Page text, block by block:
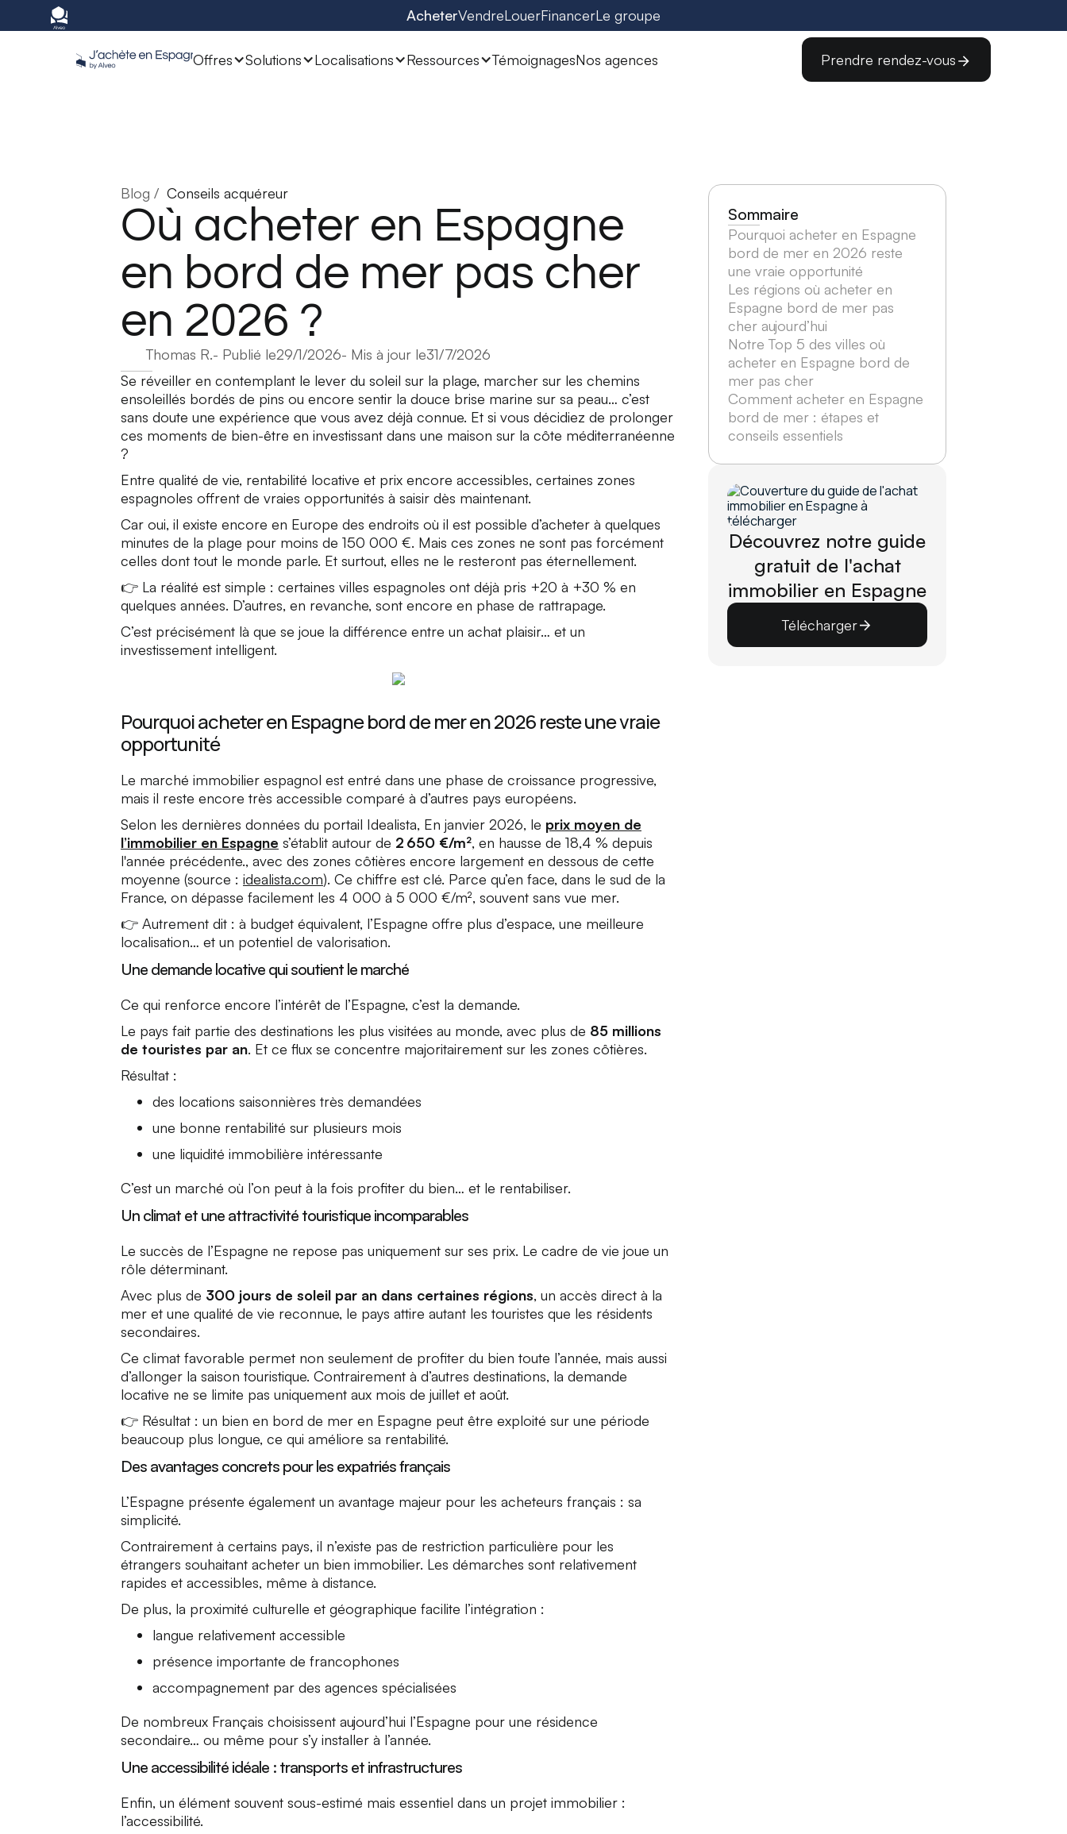
AcheterVendreLouerFinancerLe groupe
Offres Solutions Localisations Ressources TémoignagesNos agences Prendre rendez-vous
Blog / Conseils acquéreur
Où acheter en Espagne
en bord de mer pas cher
en 2026 ?
Thomas R.- Publié le29/1/2026- Mis à jour le31/7/2026
Se réveiller en contemplant le lever du soleil sur la plage, marcher sur les chemins
ensoleillés bordés de pins ou encore sentir la douce brise marine sur sa peau… c’est
sans doute une expérience que vous avez déjà connue. Et si vous décidiez de prolonger
ces moments de bien-être en investissant dans une maison sur la côte méditerranéenne
?
Entre qualité de vie, rentabilité locative et prix encore accessibles, certaines zones
espagnoles offrent de vraies opportunités à saisir dès maintenant.
Car oui, il existe encore en Europe des endroits où il est possible d’acheter à quelques
minutes de la plage pour moins de 150 000 €. Mais ces zones ne sont pas forcément
celles dont tout le monde parle. Et surtout, elles ne le resteront pas éternellement.
👉 La réalité est simple : certaines villes espagnoles ont déjà pris +20 à +30 % en
quelques années. D’autres, en revanche, sont encore en phase de rattrapage.
C’est précisément là que se joue la différence entre un achat plaisir… et un
investissement intelligent.
Pourquoi acheter en Espagne bord de mer en 2026 reste une vraie
opportunité
Le marché immobilier espagnol est entré dans une phase de croissance progressive,
mais il reste encore très accessible comparé à d’autres pays européens.
Selon les dernières données du portail Idealista, En janvier 2026, le prix moyen de
l’immobilier en Espagne s’établit autour de 2 650 €/m², en hausse de 18,4 % depuis
l'année précédente., avec des zones côtières encore largement en dessous de cette
moyenne (source : idealista.com). Ce chiffre est clé. Parce qu’en face, dans le sud de la
France, on dépasse facilement les 4 000 à 5 000 €/m², souvent sans vue mer.
👉 Autrement dit : à budget équivalent, l’Espagne offre plus d’espace, une meilleure
localisation… et un potentiel de valorisation.
Une demande locative qui soutient le marché
Ce qui renforce encore l’intérêt de l’Espagne, c’est la demande.
Le pays fait partie des destinations les plus visitées au monde, avec plus de 85 millions
de touristes par an. Et ce flux se concentre majoritairement sur les zones côtières.
Résultat :
des locations saisonnières très demandées
une bonne rentabilité sur plusieurs mois
une liquidité immobilière intéressante
C’est un marché où l’on peut à la fois profiter du bien… et le rentabiliser.
Un climat et une attractivité touristique incomparables
Le succès de l’Espagne ne repose pas uniquement sur ses prix. Le cadre de vie joue un
rôle déterminant.
Avec plus de 300 jours de soleil par an dans certaines régions, un accès direct à la
mer et une qualité de vie reconnue, le pays attire autant les touristes que les résidents
secondaires.
Ce climat favorable permet non seulement de profiter du bien toute l’année, mais aussi
d’allonger la saison touristique. Contrairement à d’autres destinations, la demande
locative ne se limite pas uniquement aux mois de juillet et août.
👉 Résultat : un bien en bord de mer en Espagne peut être exploité sur une période
beaucoup plus longue, ce qui améliore sa rentabilité.
Des avantages concrets pour les expatriés français
L’Espagne présente également un avantage majeur pour les acheteurs français : sa
simplicité.
Contrairement à certains pays, il n’existe pas de restriction particulière pour les
étrangers souhaitant acheter un bien immobilier. Les démarches sont relativement
rapides et accessibles, même à distance.
De plus, la proximité culturelle et géographique facilite l’intégration :
langue relativement accessible
présence importante de francophones
accompagnement par des agences spécialisées
De nombreux Français choisissent aujourd’hui l’Espagne pour une résidence
secondaire… ou même pour s’y installer à l’année.
Une accessibilité idéale : transports et infrastructures
Enfin, un élément souvent sous-estimé mais essentiel dans un projet immobilier :
l’accessibilité.
Sommaire
Pourquoi acheter en Espagne
bord de mer en 2026 reste
une vraie opportunité
Les régions où acheter en
Espagne bord de mer pas
cher aujourd’hui
Notre Top 5 des villes où
acheter en Espagne bord de
mer pas cher
Comment acheter en Espagne
bord de mer : étapes et
conseils essentiels
Découvrez notre guide
gratuit de l'achat
immobilier en Espagne
Télécharger